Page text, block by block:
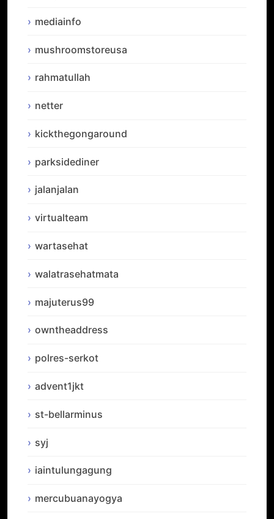
mediainfo
mushroomstoreusa
rahmatullah
netter
kickthegongaround
parksidediner
jalanjalan
virtualteam
wartasehat
walatrasehatmata
majuterus99
owntheaddress
polres-serkot
advent1jkt
st-bellarminus
syj
iaintulungagung
mercubuanayogya